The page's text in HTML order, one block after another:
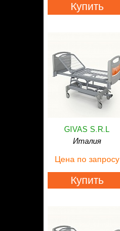
Купить
GIVAS S.R.L
Италия
Цена по запросу
Купить